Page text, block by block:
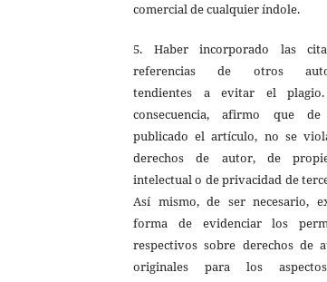
comercial de cualquier índole.
5. Haber incorporado las
referencias de otros
tendientes a evitar el
consecuencia, afirmo que
publicado el artículo, no se
derechos de autor, de
intelectual o de privacidad de
Así mismo, de ser necesario,
forma de evidenciar los
respectivos sobre derechos de
originales para los